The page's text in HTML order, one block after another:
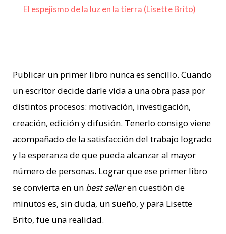
El espejismo de la luz en la tierra (Lisette Brito)
Publicar un primer libro nunca es sencillo. Cuando
un escritor decide darle vida a una obra pasa por
distintos procesos: motivación, investigación,
creación, edición y difusión. Tenerlo consigo viene
acompañado de la satisfacción del trabajo logrado
y la esperanza de que pueda alcanzar al mayor
número de personas. Lograr que ese primer libro
se convierta en un best selleren cuestión de
minutos es, sin duda, un sueño, y para Lisette
Brito, fue una realidad.